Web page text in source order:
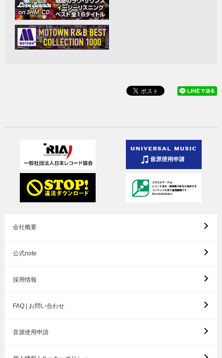
会社概要
公式note
採用情報
FAQ | お問い合わせ
音源使用申請